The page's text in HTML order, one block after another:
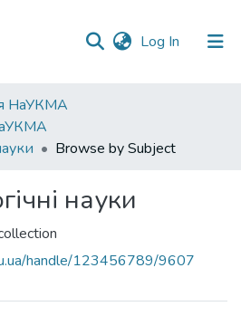
Log In (current)
НаУКМА
Browse by Subject
науки
handle/123456789/9607